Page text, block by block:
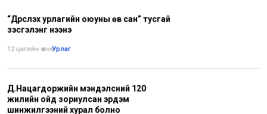
“Дүрслэх урлагийн оюуны өв сан” тусгай
үзэсгэлэнг нээнэ
12 цагийн өмнө•Урлаг
Д.Нацагдоржийн мэндэлсний 120
жилийн ойд зориулсан эрдэм
шинжилгээний хурал болно